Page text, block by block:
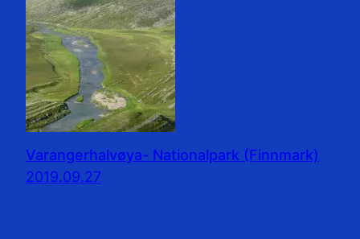
Varangerhalvøya- Nationalpark (Finnmark)
2019.09.27